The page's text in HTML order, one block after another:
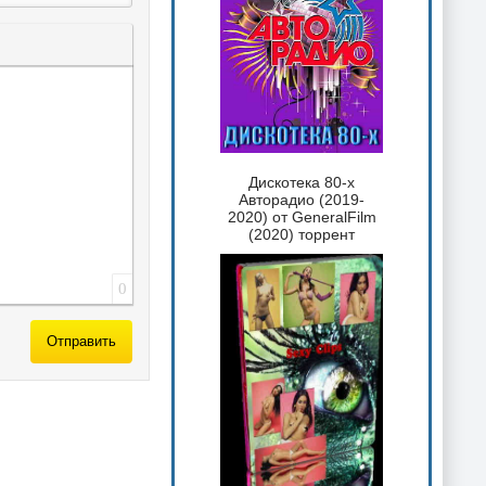
спойлера
0
Отправить
Дискотека 80-х
Авторадио (2019-
2020) от GeneralFilm
(2020) торрент